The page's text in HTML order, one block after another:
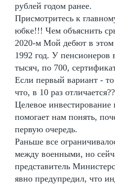
рублей годом ранее.
Присмотритесь к
юбке!!! Чем объяснить
2020-м Мой дебют в этом
1992 год. У
тысяч, по 700,
Если первый вариант -
что, в 10 раз отличается??
Целевое
помогает нам понять,
первую очередь.
Раньше все
между военными, но
представитель
явно предупредил, что